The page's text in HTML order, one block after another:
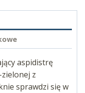
aspidistrę
zielonej z
sprawdzi się w